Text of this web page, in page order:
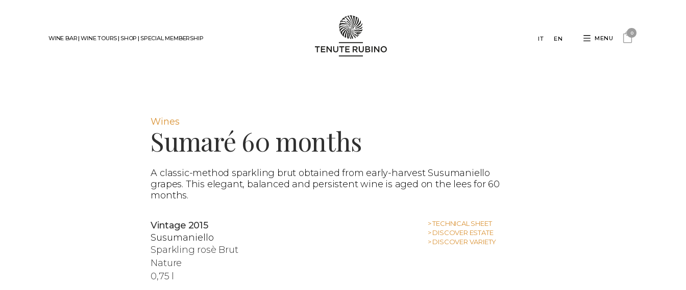
WINE BAR| WINE TOURS| SHOP | SPECIAL MEMBERSHIP IT EN MENU
0
Wines
Sumaré 60 months
A classic-method sparkling brut obtained from early-harvest Susumaniello
grapes. This elegant, balanced and persistent wine is aged on the lees for 60
months.
Vintage 2015
Susumaniello
Sparkling rosè Brut
Nature
0,75 l
> TECHNICAL SHEET
> DISCOVER ESTATE
> DISCOVER VARIETY